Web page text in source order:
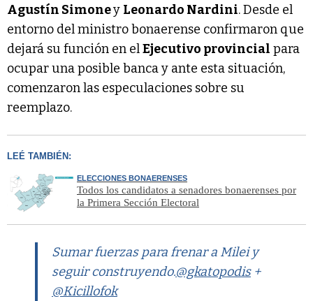
Agustín Simoney Leonardo Nardini. Desde el
entorno del ministro bonaerense confirmaron que
dejará su función en elEjecutivo provincial para
ocupar una posible banca y ante esta situación,
comenzaron las especulaciones sobre su
reemplazo.
LEÉ TAMBIÉN:
ELECCIONES BONAERENSES
Todos los candidatos a senadores bonaerenses por
la Primera Sección Electoral
Sumar fuerzas para frenar a Milei y
seguir construyendo.@gkatopodis+
@Kicillofok